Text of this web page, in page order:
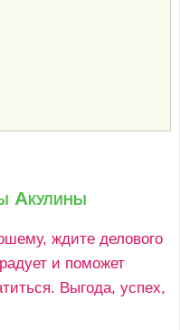
Акулины
ждите делового
и поможет
Выгода, успех,